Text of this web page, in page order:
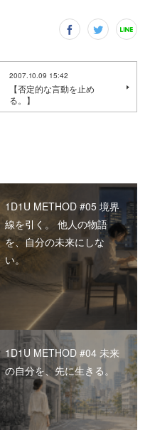
2007.10.09 15:42
【否定的な言動を止め
る。】
1D1U METHOD #05 境界
線を引く。 他人の物語
を、自分の未来にしな
い。
1D1U METHOD #04 未来
の自分を、先に生きる。